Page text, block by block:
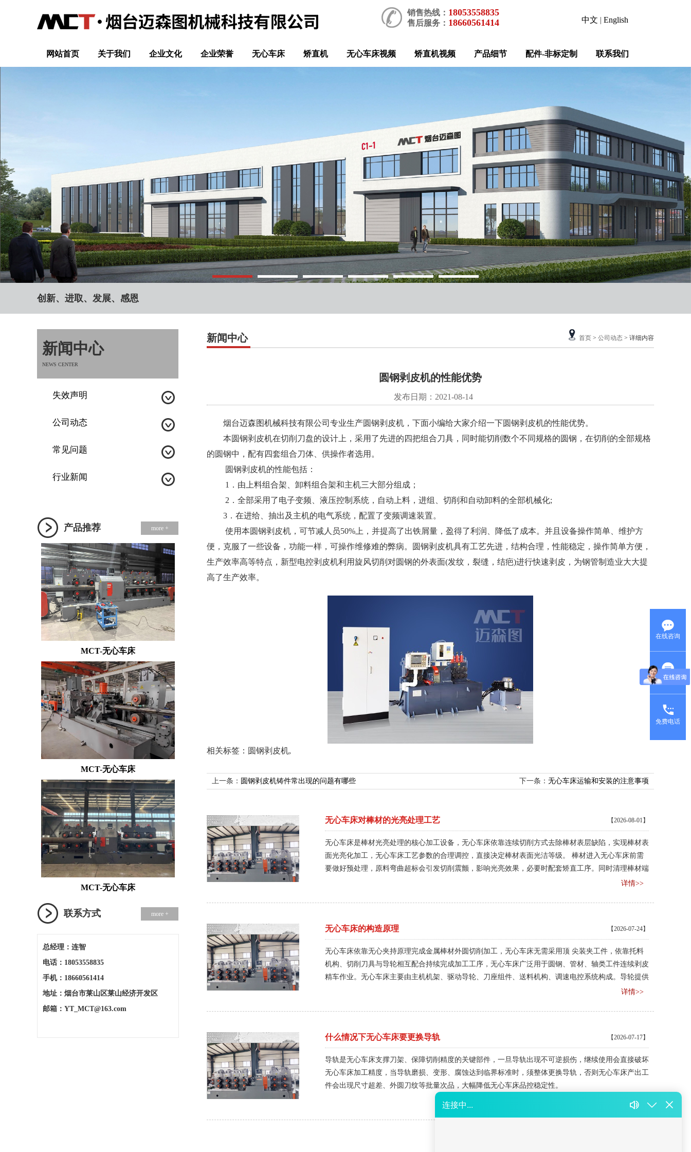
销售热线： 18053558835
售后服务： 18660561414 中文 | English
网站首页 关于我们 企业文化 企业荣誉 无心车床 矫直机 无心车床视频 矫直机视频 产品细节 配件-非标定制 联系我们
创新、进取、发展、感恩
新闻中心
NEWS CENTER
失效声明
公司动态
常见问题
行业新闻
产品推荐 more +
MCT-无心车床
MCT-无心车床
MCT-无心车床
联系方式 more +
总经理：连智
电话：18053558835
手机：18660561414
地址：烟台市莱山区莱山经济开发区
邮箱：YT_MCT@163.com
新闻中心 首页 > 公司动态 > 详细内容
圆钢剥皮机的性能优势
发布日期：2021-08-14
烟台迈森图机械科技有限公司专业生产圆钢剥皮机，下面小编给大家介绍一下圆钢剥皮机的性能优势。
本圆钢剥皮机在切削刀盘的设计上，采用了先进的四把组合刀具，同时能切削数个不同规格的圆钢，在切削的全部规格
的圆钢中，配有四套组合刀体、供操作者选用。
圆钢剥皮机的性能包括：
1．由上料组合架、卸料组合架和主机三大部分组成；
2．全部采用了电子变频、液压控制系统，自动上料，进组、切削和自动卸料的全部机械化;
3．在进给、抽出及主机的电气系统，配置了变频调速装置。
使用本圆钢剥皮机，可节减人员50%上，并提高了出铁屑量，盈得了利润、降低了成本。并且设备操作简单、维护方
便，克服了一些设备，功能一样，可操作维修难的弊病。圆钢剥皮机具有工艺先进，结构合理，性能稳定，操作简单方便，
生产效率高等特点，新型电控剥皮机利用旋风切削对圆钢的外表面(发纹，裂缝，结疤)进行快速剥皮，为钢管制造业大大提
高了生产效率。
相关标签： 圆钢剥皮机,
上一条： 圆钢剥皮机铸件常出现的问题有哪些 下一条： 无心车床运输和安装的注意事项
无心车床对棒材的光亮处理工艺 【2026-08-01】
无心车床是棒材光亮处理的核心加工设备，无心车床依靠连续切削方式去除棒材表层缺陷，实现棒材表
面光亮化加工，无心车床工艺参数的合理调控，直接决定棒材表面光洁等级。 棒材进入无心车床前需
要做好预处理，原料弯曲超标会引发切削震颤，影响光亮效果，必要时配套矫直工序。同时清理棒材端
头毛刺、凸起，防止送料卡顿，避免划伤加工成型的光亮表面，为无心车床稳定加工打好基础。详情>>
无心车床的构造原理 【2026-07-24】
无心车床依靠无心夹持原理完成金属棒材外圆切削加工，无心车床无需采用顶 尖装夹工件，依靠托料
机构、切削刀具与导轮相互配合持续完成加工工序，无心车床广泛用于圆钢、管材、轴类工件连续剥皮
精车作业。无心车床主要由主机机架、驱动导轮、刀座组件、送料机构、调速电控系统构成。导轮提供
摩擦力带动工件持续旋转，送料装置推送棒材匀速向前行进，工件依托托板支撑保持稳定加工位置。
详情>>
什么情况下无心车床要更换导轨 【2026-07-17】
导轨是无心车床支撑刀架、保障切削精度的关键部件，一旦导轨出现不可逆损伤，继续使用会直接破坏
无心车床加工精度，当导轨磨损、变形、腐蚀达到临界标准时，须整体更换导轨，否则无心车床产出工
件会出现尺寸超差、外圆刀纹等批量次品，大幅降低无心车床品控稳定性。
详情>>
在线咨询
在线留言
免费电话